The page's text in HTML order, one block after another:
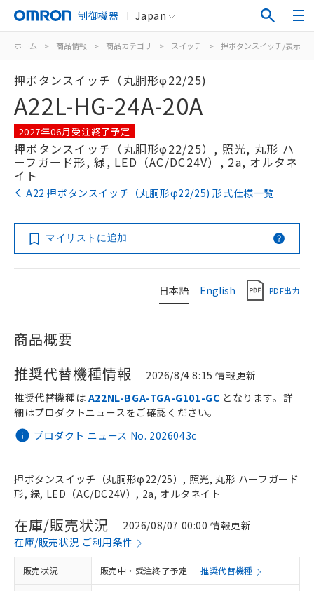
制御機器 Japan
ホーム > 商品情報 > 商品カテゴリ > スイッチ > 押ボタンスイッチ/表示灯
押ボタンスイッチ（丸胴形φ22/25)
A22L-HG-24A-20A
2027年06月受注終了予定
押ボタンスイッチ（丸胴形φ22/25）, 照光, 丸形 ハ
ーフガード形, 緑, LED（AC/DC24V）, 2a, オルタネ
イト
A22 押ボタンスイッチ（丸胴形φ22/25) 形式仕様一覧
マイリストに追加
日本語 English PDF出力
商品概要
推奨代替機種情報
2026/8/4 8:15 情報更新
プロダクト ニュース No. 2026043c
推奨代替機種は A22NL-BGA-TGA-G101-GC となります。詳
細はプロダクトニュースをご確認ください。
押ボタンスイッチ（丸胴形φ22/25）, 照光, 丸形 ハーフガード
形, 緑, LED（AC/DC24V）, 2a, オルタネイト
在庫/販売状況
2026/08/07 00:00 情報更新
在庫/販売状況 ご利用条件
販売状況 販売中・受注終了予定 推奨代替機種